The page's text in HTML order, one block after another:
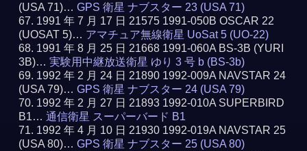
(USA 71)…GPS 衛星 ナブスター 23 (USA 71)
1991 年 7 月 17 日 21575 1991-050B OSCAR 22
(UOSAT 5)… アマチュア無線衛星 UoSat 5 (UO-22)
1991 年 8 月 25 日 21668 1991-060A BS-3B (YURI
3B)…実験用中継放送衛星 ゆり 3 号 b (BS-3b)
1992 年 2 月 24 日 21890 1992-009A NAVSTAR 24
(USA 79)…GPS 衛星 ナブスター 24 (USA 79)
1992 年 2 月 27 日 21893 1992-010A SUPERBIRD
B1…通信衛星 スーパーバード B1
1992 年 4 月 10 日 21930 1992-019A NAVSTAR 25
(USA 80)…GPS 衛星 ナブスター 25 (USA 80)